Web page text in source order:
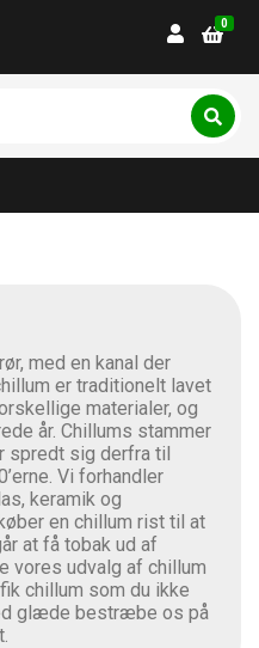
S
Login
0
med en kanal der
er traditionelt lavet
materialer, og
år. Chillums stammer
spredt sig derfra til
Vi forhandler
keramik og
en chillum rist til at
at få tobak ud af
vores udvalg af chillum
chillum som du ikke
glæde bestræbe os på